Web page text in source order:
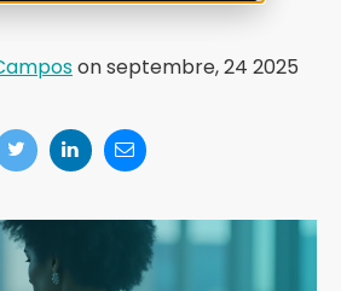
on septembre, 24 2025